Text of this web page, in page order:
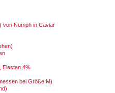
von Nümph in Caviar
Elastan 4%
bei Größe M)